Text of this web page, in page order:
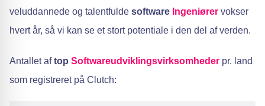
veluddannede og talentfulde software Ingeniører vokser
hvert år, så vi kan se et stort potentiale i den del af verden.
Antallet aftop Softwareudviklingsvirksomheder pr. land
som registreret på Clutch: